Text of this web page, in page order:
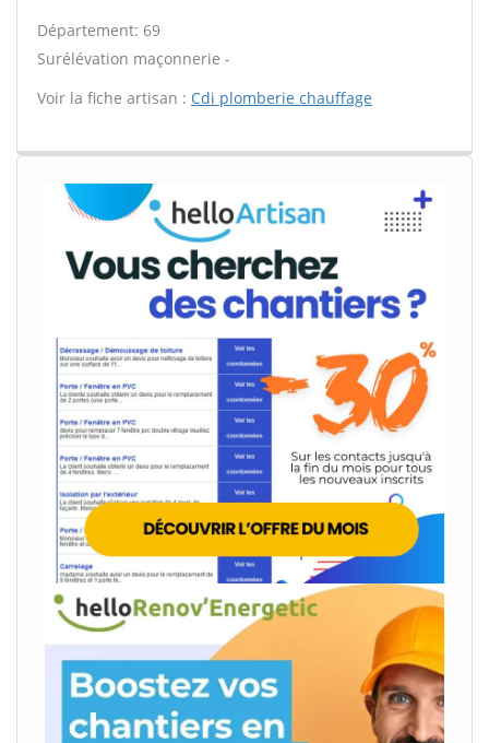
Département: 69
Surélévation maçonnerie -
Voir la fiche artisan : Cdi plomberie chauffage